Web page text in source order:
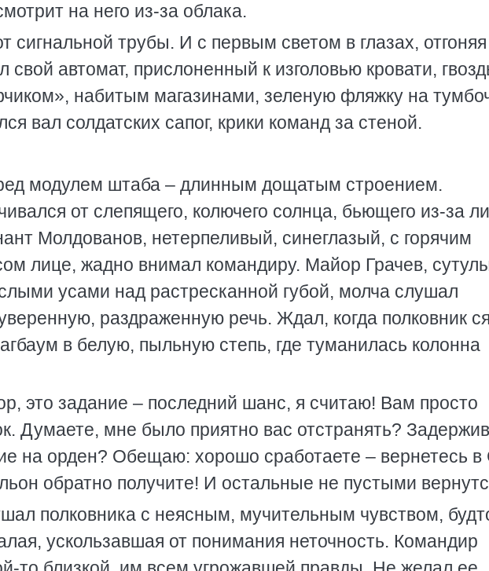
на него из-за облака.
сигнальной трубы. И с первым светом в глазах,
свой автомат, прислоненный к изголовью кровати,
набитым магазинами, зеленую фляжку на
вал солдатских сапог, крики команд за стеной.
модулем штаба – длинным дощатым строением.
от слепящего, колючего солнца, бьющего из-за
Молдованов, нетерпеливый, синеглазый, с горячим
лице, жадно внимал командиру. Майор Грачев,
усами над растресканной губой, молча слушал
раздраженную речь. Ждал, когда полковник
в белую, пыльную степь, где туманилась колонна
это задание – последний шанс, я считаю! Вам просто
Думаете, мне было приятно вас отстранять?
на орден? Обещаю: хорошо сработаете – вернетесь
обратно получите! И остальные не пустыми
полковника с неясным, мучительным чувством,
ускользавшая от понимания неточность. Командир